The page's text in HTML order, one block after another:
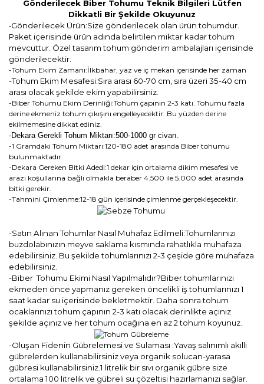
Gönderilecek Biber Tohumu Teknik Bilgileri Lütfen
Dikkatli Bir Şekilde Okuyunuz
-Gönderilecek Ürün:Size gönderilecek olan ürün tohumdur.
Paket içerisinde ürün adında belirtilen miktar kadar tohum
mevcuttur. Özel tasarım tohum gönderim ambalajları içerisinde
gönderilecektir.
-Tohum Ekim Zamanı:İlkbahar, yaz ve iç mekan içerisinde her zaman
-Tohum Ekim Mesafesi:Sıra arası 60-70 cm, sıra üzeri 35-40 cm
arası olacak şekilde ekim yapabilirsiniz.
-Biber Tohumu Ekim Derinliği:Tohum çapının 2-3 katı. Tohumu fazla
derine ekmeniz tohum çıkışını engelleyecektir. Bu yüzden derine
ekilmemesine dikkat ediniz.
-Dekara Gerekli Tohum Miktarı:500-1000 gr civarı.
-1 Gramdaki Tohum Miktarı:120-180 adet arasında Biber tohumu
bulunmaktadır.
-Dekara Gereken Bitki Adedi:1 dekar için ortalama dikim mesafesi ve
arazi koşullarına bağlı olmakla beraber 4.500 ile 5.000 adet arasında
bitki gerekir.
-Tahmini Çimlenme:12-18 gün içerisinde çimlenme gerçekleşecektir.
-Satın Alınan Tohumlar Nasıl Muhafaz Edilmeli:Tohumlarınızı
buzdolabınızın meyve saklama kısmında rahatlıkla muhafaza
edebilirsiniz. Bu şekilde tohumlarınızı 2-3 çeşide göre muhafaza
edebilirsiniz.
-Biber Tohumu Ekimi Nasıl Yapılmalıdır?Biber tohumlarınızı
ekmeden önce yapmanız gereken öncelikli iş tohumlarınızı 1
saat kadar su içerisinde bekletmektir. Daha sonra tohum
ocaklarınızı tohum çapının 2-3 katı olacak derinlikte açınız
şekilde açınız ve her tohum ocağına en az 2 tohum koyunuz.
-Oluşan Fidenin Gübrelemesi ve Sulaması :Yavaş salınımlı akıllı
gübrelerden kullanabilirsiniz veya organik solucan-yarasa
gübresi kullanabilirsiniz.1 litrelik bir sıvı organik gübre size
ortalama 100 litrelik ve gübreli su çözeltisi hazırlamanızı sağlar.